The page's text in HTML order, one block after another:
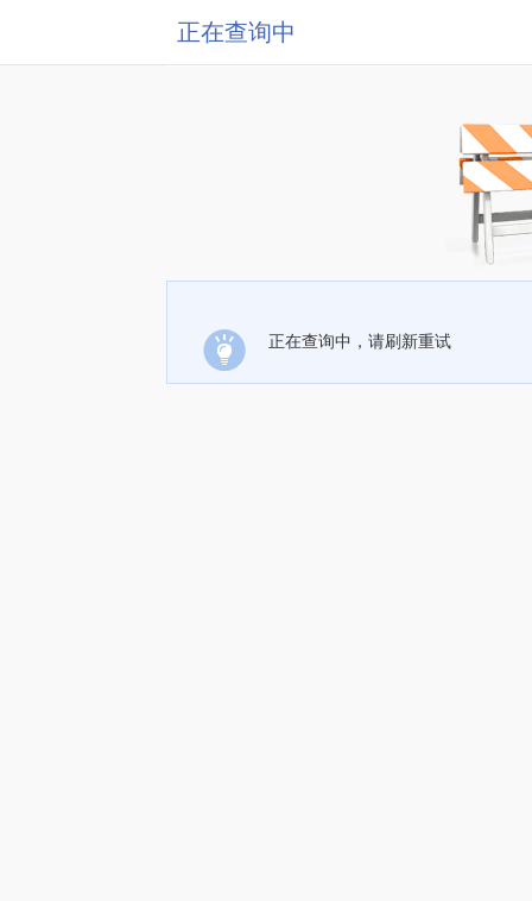
正在查询中
正在查询中，请刷新重试